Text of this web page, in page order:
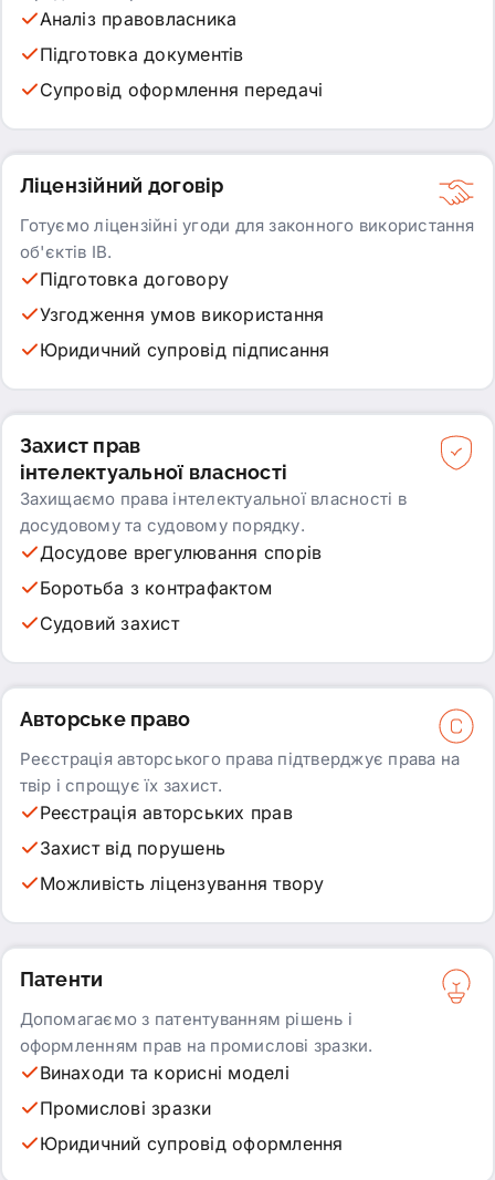
Аналіз правовласника
Підготовка документів
Супровід оформлення передачі
Ліцензійний договір
Готуємо ліцензійні угоди для законного використання
об'єктів ІВ.
Підготовка договору
Узгодження умов використання
Юридичний супровід підписання
Захист прав
інтелектуальної власності
Захищаємо права інтелектуальної власності в
досудовому та судовому порядку.
Досудове врегулювання спорів
Боротьба з контрафактом
Судовий захист
Авторське право
Реєстрація авторського права підтверджує права на
твір і спрощує їх захист.
Реєстрація авторських прав
Захист від порушень
Можливість ліцензування твору
Патенти
Допомагаємо з патентуванням рішень і
оформленням прав на промислові зразки.
Винаходи та корисні моделі
Промислові зразки
Юридичний супровід оформлення